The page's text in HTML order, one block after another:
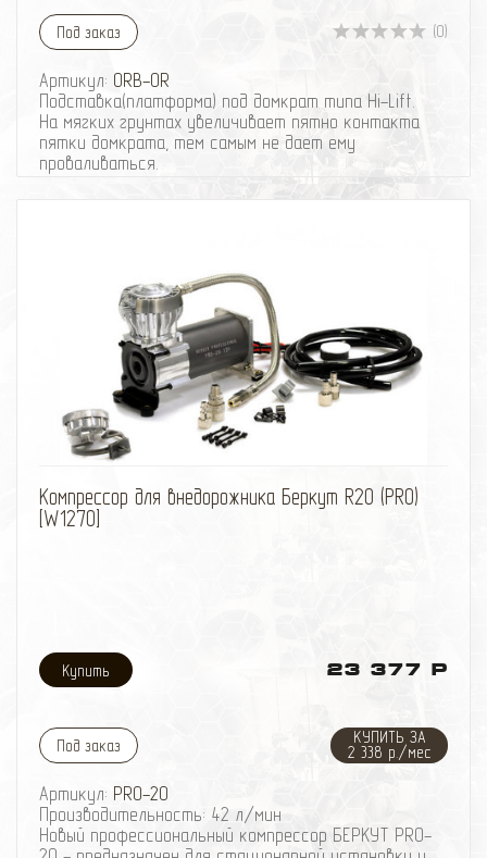
Под заказ (0)
Артикул: ORB-OR
Подставка(платформа) под домкрат типа Hi-Lift.
На мягких грунтах увеличивает пятно контакта
пятки домкрата, тем самым не дает ему
проваливаться.
- Off-Road Base облегчает установку хайджека на
мягком грунте
Компрессор для внедорожника Беркут R20 (PRO)
[W1270]
23 377 Р
Под заказ
КУПИТЬ ЗА
2 338 р./мес
Артикул: PRO-20
Производительность: 42 л/мин
Новый профессиональный компрессор БЕРКУТ PRO-